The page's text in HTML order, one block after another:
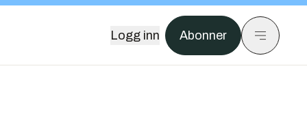
Logg inn Abonner